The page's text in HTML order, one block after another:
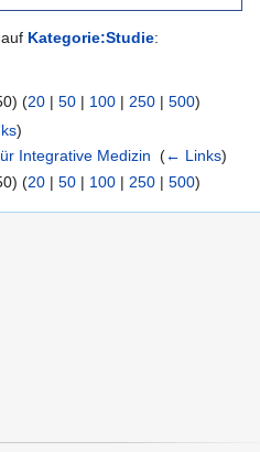
Kategorie:Studie:
(20 | 50 | 100 | 250 | 500)
)
Integrative Medizin ‎(← Links)
(20 | 50 | 100 | 250 | 500)